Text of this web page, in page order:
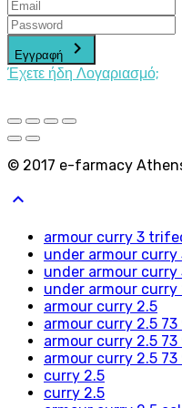
Εγγραφή keyboard_arrow_right
Έχετε ήδη Λογαριασμό;
© 2017 e-farmacy
keyboard_arrow_up
armour curry 3
under armour curry
under armour curry
under armour curry
armour curry 2.5
armour curry 2.5 73
armour curry 2.5 73
armour curry 2.5 73
curry 2.5
curry 2.5